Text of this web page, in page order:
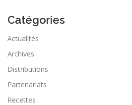
Catégories
Actualités
Archives
Distributions
Partenariats
Recettes